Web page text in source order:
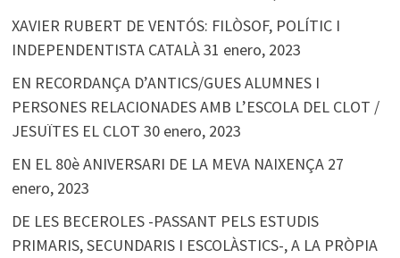
XAVIER RUBERT DE VENTÓS: FILÒSOF, POLÍTIC I
INDEPENDENTISTA CATALÀ31 enero, 2023
EN RECORDANÇA D’ANTICS/GUES ALUMNES I
PERSONES RELACIONADES AMB L’ESCOLA DEL CLOT /
JESUÏTES EL CLOT 30 enero, 2023
EN EL 80è ANIVERSARI DE LA MEVA NAIXENÇA 27
enero, 2023
DE LES BECEROLES -PASSANT PELS ESTUDIS
PRIMARIS, SECUNDARIS I ESCOLÀSTICS-, A LA PRÒPIA